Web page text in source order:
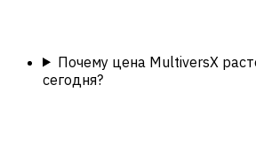
Почему цена MultiversX
сегодня?